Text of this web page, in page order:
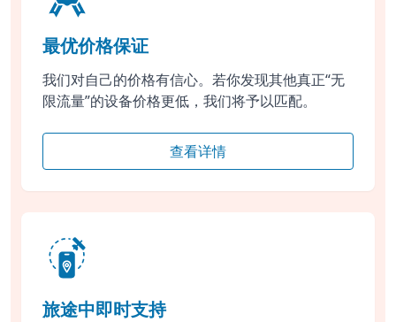
最优价格保证
我们对自己的价格有信心。若你发现其他真正“无
限流量”的设备价格更低，我们将予以匹配。
查看详情
旅途中即时支持